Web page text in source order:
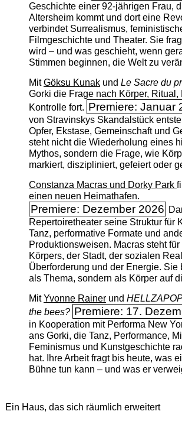
Geschichte einer 92-jährigen Frau,
Altersheim kommt und dort eine
verbindet Surrealismus,
Filmgeschichte und Theater. Sie
wird – und was geschieht, wenn
Stimmen beginnen, die Welt zu
MitGöksu Kunakund Le Sacre du
Gorki die Frage nach Körper, Ritual,
Kontrolle fort. Premiere: Januar
von Stravinskys Skandalstück
Opfer, Ekstase, Gemeinschaft und
steht nicht die Wiederholung eines
Mythos, sondern die Frage, wie
markiert, diszipliniert, gefeiert oder
Constanza Macras und Dorky Park
einen neuen Heimathafen.
Premiere: Dezember 2026
Repertoiretheater seine Struktur für
Tanz, performative Formate und
Produktionsweisen. Macras steht
Körpers, der Stadt, der sozialen
Überforderung und der Energie. Sie
als Thema, sondern als Körper auf
MitYvonne Rainerund
the bees? Premiere: 17.
in Kooperation mit Performa New
ans Gorki, die Tanz, Performance,
Feminismus und Kunstgeschichte
hat. Ihre Arbeit fragt bis heute, was
Bühne tun kann – und was er
Ein Haus, das sich räumlich erweitert